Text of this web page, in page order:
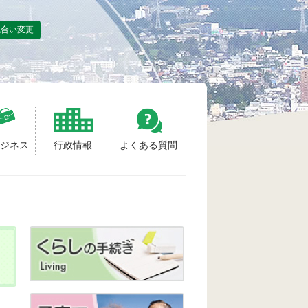
ネス 行政情報 よくある質問
い変更